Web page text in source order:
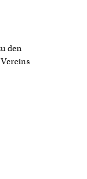
den